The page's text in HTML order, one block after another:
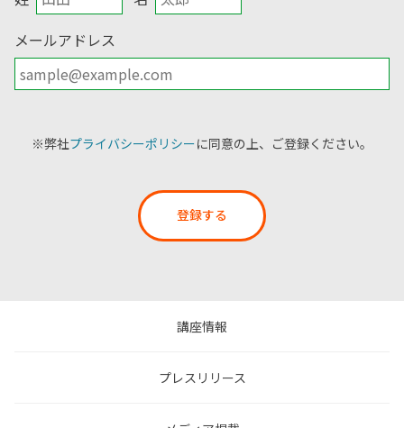
メールアドレス
※弊社プライバシーポリシーに同意の上、ご登録ください。
登録する
講座情報
プレスリリース